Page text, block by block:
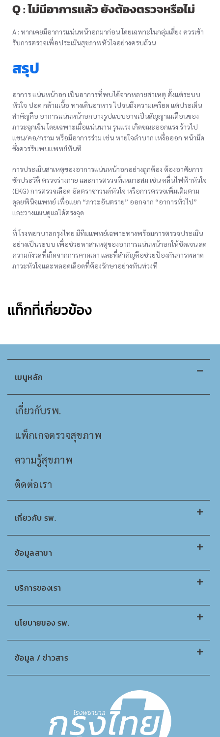
Q : ไม่มีอาการแล้ว ยังต้องตรวจหรือไม่
A : หากเคยมีอาการแน่นหน้าอกมาก่อน โดยเฉพาะในกลุ่มเสี่ยง ควรเข้า
รับการตรวจเพื่อประเมินสุขภาพหัวใจอย่างครบถ้วน
สรุป
อาการ แน่นหน้าอก เป็นอาการที่พบได้จากหลายสาเหตุ ตั้งแต่ระบบ
หัวใจ ปอด กล้ามเนื้อ ทางเดินอาหาร ไปจนถึงความเครียด แต่ประเด็น
สำคัญคือ อาการแน่นหน้าอกบางรูปแบบอาจเป็นสัญญาณเตือนของ
ภาวะฉุกเฉิน โดยเฉพาะเมื่อแน่นนาน รุนแรง เกิดขณะออกแรง ร้าวไป
แขน/คอ/กราม หรือมีอาการร่วม เช่น หายใจลำบาก เหงื่อออก หน้ามืด
ซึ่งควรรีบพบแพทย์ทันที
การประเมินสาเหตุของอาการแน่นหน้าอกอย่างถูกต้อง ต้องอาศัยการ
ซักประวัติ ตรวจร่างกาย และการตรวจที่เหมาะสม เช่น คลื่นไฟฟ้าหัวใจ
(EKG) การตรวจเลือด อัลตราซาวนด์หัวใจ หรือการตรวจเพิ่มเติมตาม
ดุลยพินิจแพทย์ เพื่อแยก “ภาวะอันตราย” ออกจาก “อาการทั่วไป”
และวางแผนดูแลได้ตรงจุด
ที่ โรงพยาบาลกรุงไทย มีทีมแพทย์เฉพาะทางพร้อมการตรวจประเมิน
อย่างเป็นระบบ เพื่อช่วยหาสาเหตุของอาการแน่นหน้าอกให้ชัดเจน ลด
ความกังวลที่เกิดจากการคาดเดา และที่สำคัญคือช่วยป้องกันการพลาด
ภาวะหัวใจและหลอดเลือดที่ต้องรักษาอย่างทันท่วงที
แท็กที่เกี่ยวข้อง
เมนูหลัก
เกี่ยวกับรพ.
แพ็กเกจตรวจสุขภาพ
ความรู้สุขภาพ
ติดต่อเรา
เกี่ยวกับ รพ.
ข้อมูลสาขา
บริการของเรา
นโยบายของ รพ.
ข้อมูล / ข่าวสาร